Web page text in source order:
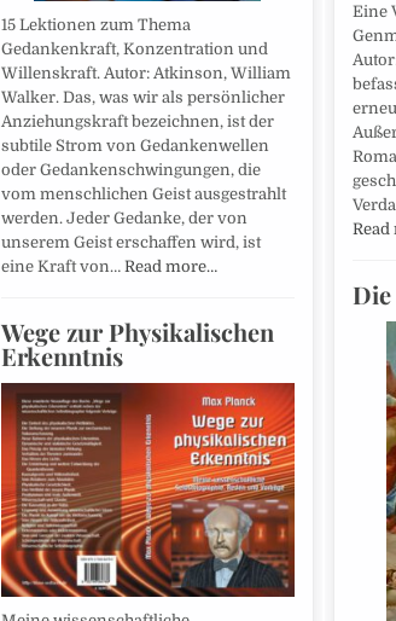
15 Lektionen zum Thema
Gedankenkraft, Konzentration und
Willenskraft. Autor: Atkinson, William
Walker. Das, was wir als persönlicher
Anziehungskraft bezeichnen, ist der
subtile Strom von Gedankenwellen
oder Gedankenschwingungen, die
vom menschlichen Geist ausgestrahlt
werden. Jeder Gedanke, der von
unserem Geist erschaffen wird, ist
eine Kraft von… Read more…
Wege zur Physikalischen
Erkenntnis
Eine